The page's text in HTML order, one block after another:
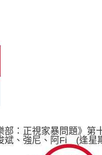
部：正視家暴問題》第
斌、強尼、阿Fi (逢星